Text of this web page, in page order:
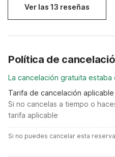
Ver las 13 reseñas
Política de
La cancelación gratuita
Tarifa de cancelación
Si no cancelas a tiempo o
tarifa aplicable
Si no puedes cancelar esta